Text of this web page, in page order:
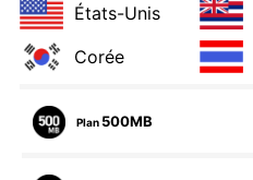
États-Unis
Corée
Plan 500MB